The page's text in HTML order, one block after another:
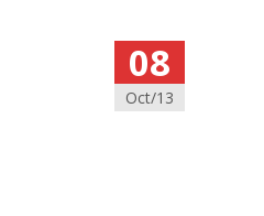
08
Oct/13